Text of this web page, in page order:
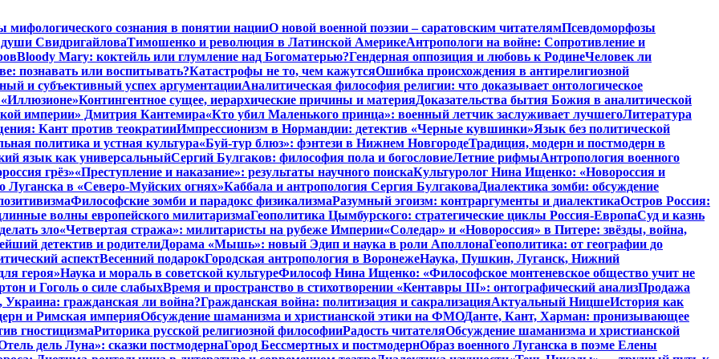
мифологического сознания в понятии нацииО новой военной поэзии – саратовским читателямПсевдоморфозы
СвидригайловаТимошенко и революция в Латинской АмерикеАнтропологи на войне: Сопротивление и
Bloody Mary: коктейль или глумление над Богоматерью?Гендерная оппозиция и любовь к РодинеЧеловек ли
познавать или воспитывать?Катастрофы не то, чем кажутсяОшибка происхождения в антирелигиозной
и субъективный успех аргументацииАналитическая философия религии: что доказывает онтологическое
Контингентное сущее, иерархические причины и материяДоказательства бытия Божия в аналитической
империи» Дмитрия Кантемира«Кто убил Маленького принца»: военный летчик заслуживает лучшегоЛитература
Кант против теократииИмпрессионизм в Нормандии: детектив «Черные кувшинки»Язык без политической
политика и устная культура«Буй-тур блюз»: фэнтези в Нижнем НовгородеТрадиция, модерн и постмодерн в
язык как универсальныйСергий Булгаков: философия пола и богословиеЛетние рифмыАнтропология военного
грёз»«Преступление и наказание»: результаты научного поискаКультуролог Нина Ищенко: «Новороссия и
Луганска в «Северо-Муйских огнях»Каббала и антропология Сергия БулгаковаДиалектика зомби: обсуждение
Философские зомби и парадокс физикализмаРазумный эгоизм: контраргументы и диалектикаОстров Россия:
волны европейского милитаризмаГеополитика Цымбурского: стратегические циклы Россия-ЕвропаСуд и казнь
зло«Четвертая стража»: милитаристы на рубеже Империи«Соледар» и «Новороссия» в Питере: звёзды, война,
детектив и родителиДорама «Мышь»: новый Эдип и наука в роли АполлонаГеополитика: от географии до
аспектВесенний подарокГородская антропология в ВоронежеНаука, Пушкин, Луганск, Нижний
героя»Наука и мораль в советской культуреФилософ Нина Ищенко: «Философское монтеневское общество учит не
и Гоголь о силе слабыхВремя и пространство в стихотворении «Кентавры III»: онтографический анализПродажа
Украина: гражданская ли война?Гражданская война: политизация и сакрализацияАктуальный НицшеИстория как
и Римская империяОбсуждение шаманизма и христианской этики на ФМОДанте, Кант, Харман: пронизывающее
гностицизмаРиторика русской религиозной философииРадость читателяОбсуждение шаманизма и христианской
дель Луна»: сказки постмодернаГород Бессмертных и постмодернОбраз военного Луганска в поэме Елены